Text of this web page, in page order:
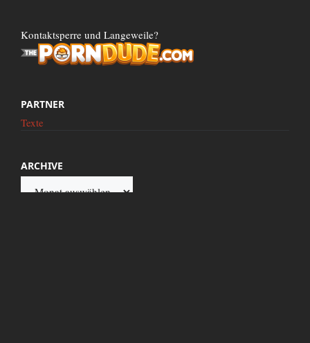
Kontaktsperre und Langeweile?
PARTNER
Texte
ARCHIVE